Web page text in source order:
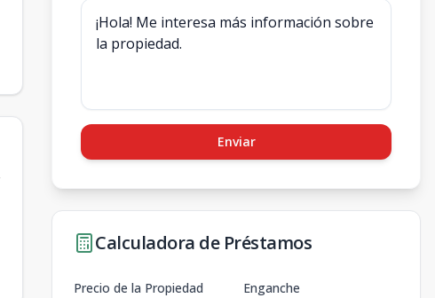
Enviar
Calculadora de Préstamos
Precio de la Propiedad Enganche